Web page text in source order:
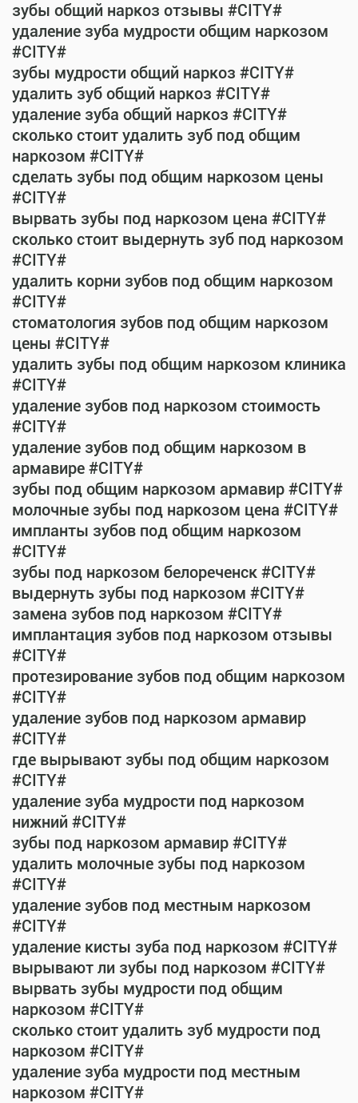
зубы общий наркоз отзывы #CITY#
удаление зуба мудрости общим наркозом
#CITY#
зубы мудрости общий наркоз #CITY#
удалить зуб общий наркоз #CITY#
удаление зуба общий наркоз #CITY#
сколько стоит удалить зуб под общим
наркозом #CITY#
сделать зубы под общим наркозом цены
#CITY#
вырвать зубы под наркозом цена #CITY#
сколько стоит выдернуть зуб под наркозом
#CITY#
удалить корни зубов под общим наркозом
#CITY#
стоматология зубов под общим наркозом
цены #CITY#
удалить зубы под общим наркозом клиника
#CITY#
удаление зубов под наркозом стоимость
#CITY#
удаление зубов под общим наркозом в
армавире #CITY#
зубы под общим наркозом армавир #CITY#
молочные зубы под наркозом цена #CITY#
импланты зубов под общим наркозом
#CITY#
зубы под наркозом белореченск #CITY#
выдернуть зубы под наркозом #CITY#
замена зубов под наркозом #CITY#
имплантация зубов под наркозом отзывы
#CITY#
протезирование зубов под общим наркозом
#CITY#
удаление зубов под наркозом армавир
#CITY#
где вырывают зубы под общим наркозом
#CITY#
удаление зуба мудрости под наркозом
нижний #CITY#
зубы под наркозом армавир #CITY#
удалить молочные зубы под наркозом
#CITY#
удаление зубов под местным наркозом
#CITY#
удаление кисты зуба под наркозом #CITY#
вырывают ли зубы под наркозом #CITY#
вырвать зубы мудрости под общим
наркозом #CITY#
сколько стоит удалить зуб мудрости под
наркозом #CITY#
удаление зуба мудрости под местным
наркозом #CITY#